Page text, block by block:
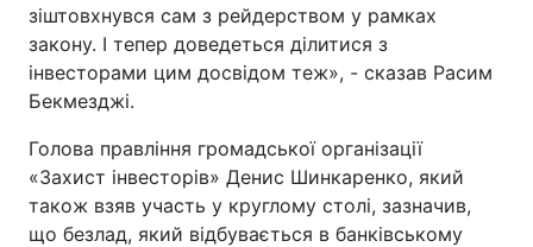
зіштовхнувся сам з рейдерством у рамках
закону. І тепер доведеться ділитися з
інвесторами цим досвідом теж», - сказав Расим
Бекмезджі.
Голова правління громадської організації
«Захист інвесторів» Денис Шинкаренко, який
також взяв участь у круглому столі, зазначив,
що безлад, який відбувається в банківському